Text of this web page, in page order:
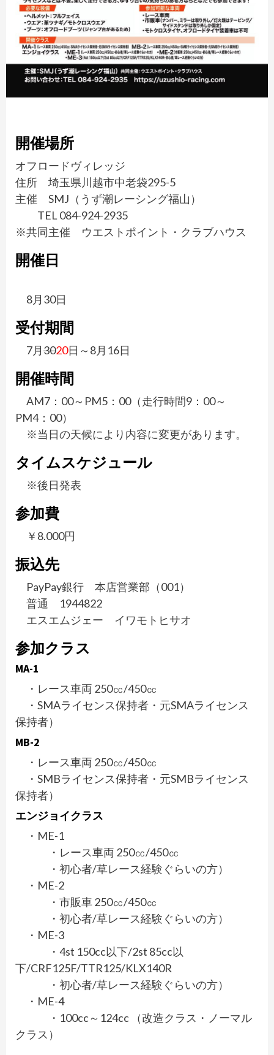
開催場所
オフロードヴィレッジ
住所 埼玉県川越市中老袋295-5
主催 SMJ（うず潮レーシング福山）
TEL 084-924-2935
※共同主催 ウエストポイント・クラブハウス
開催日
8月30日
受付期間
7月3020日～8月16日
開催時間
AM7：00～PM5：00（走行時間9：00～
PM4：00）
※当日の天候により内容に変更があります。
タイムスケジュール
※後日発表
参加費
￥8.000円
振込先
PayPay銀行 本店営業部（001）
普通 1944822
エスエムジェー イワモトヒサオ
参加クラス
MA-1
・レース車両 250㏄/450㏄
・SMAライセンス保持者・元SMAライセンス
保持者）
MB-2
・レース車両 250㏄/450㏄
・SMBライセンス保持者・元SMBライセンス
保持者）
エンジョイクラス
・ME-1
・レース車両 250㏄/450㏄
・初心者/草レース経験ぐらいの方）
・ME-2
・市販車 250㏄/450㏄
・初心者/草レース経験ぐらいの方）
・ME-3
・4st 150cc以下/2st 85cc以
下/CRF125F/TTR125/KLX140R
・初心者/草レース経験ぐらいの方）
・ME-4
・100cc～124cc （改造クラス・ノーマル
クラス）